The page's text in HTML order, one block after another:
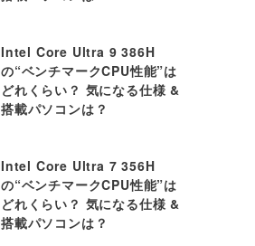
Intel Core Ultra 9 386H
の“ベンチマークCPU性能”は
どれくらい？ 気になる仕様 &
搭載パソコンは？
Intel Core Ultra 7 356H
の“ベンチマークCPU性能”は
どれくらい？ 気になる仕様 &
搭載パソコンは？